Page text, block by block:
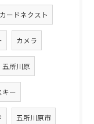
ードネクスト
カメラ
五所川原
キー
五所川原市